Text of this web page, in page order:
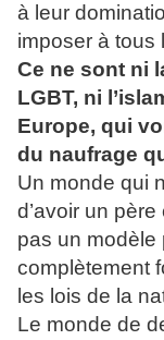
à leur
imposer à tous
Ce ne sont ni
LGBT, ni
Europe, qui
du naufrage
Un monde qui
d’avoir un
pas un modèle
complètement
les lois de la
Le monde de